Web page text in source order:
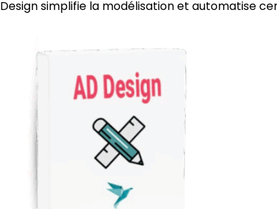
Design simplifie la modélisation et automatise